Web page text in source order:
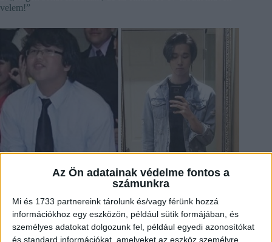
Az Ön adatainak védelme fontos a
számunkra
Mi és 1733 partnereink tárolunk és/vagy férünk hozzá
információkhoz egy eszközön, például sütik formájában, és
személyes adatokat dolgozunk fel, például egyedi azonosítókat
és standard információkat, amelyeket az eszköz személyre
velem!”